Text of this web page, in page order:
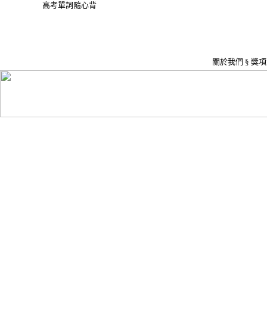
高考單詞隨心背
關於我們 § 獎